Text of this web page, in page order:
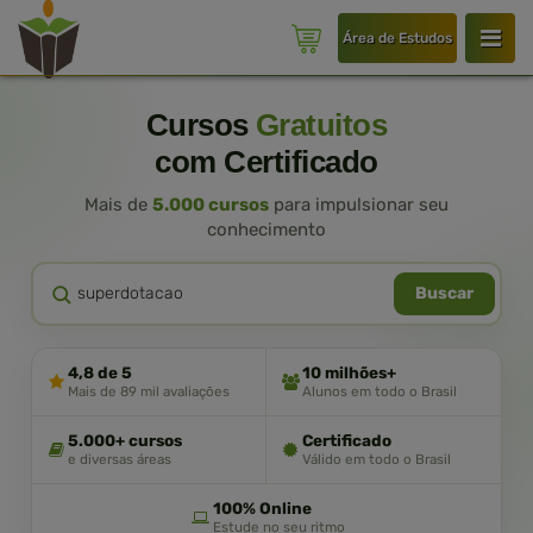
Área de Estudos
Cursos Gratuitos
com Certificado
Mais de 5.000 cursos para impulsionar seu
conhecimento
Buscar
4,8 de 5
Mais de 89 mil avaliações
10 milhões+
Alunos em todo o Brasil
5.000+ cursos
e diversas áreas
Certificado
Válido em todo o Brasil
100% Online
Estude no seu ritmo